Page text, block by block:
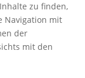
zu finden,
Navigation mit
der
mit den